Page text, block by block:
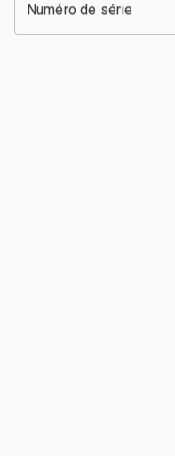
Numéro de série